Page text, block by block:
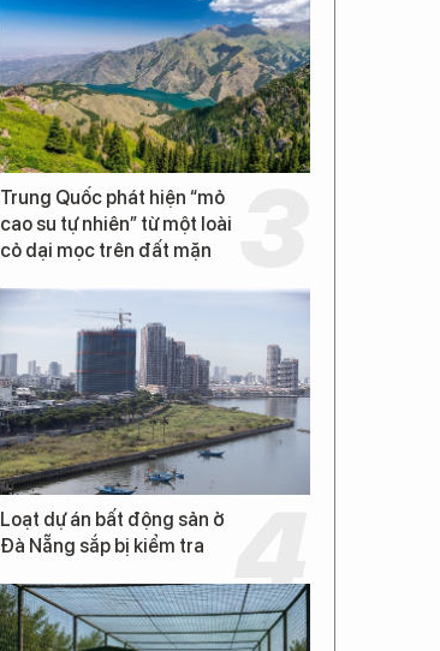
Trung Quốc phát hiện “mỏ
cao su tự nhiên” từ một loài
cỏ dại mọc trên đất mặn
Loạt dự án bất động sản ở
Đà Nẵng sắp bị kiểm tra